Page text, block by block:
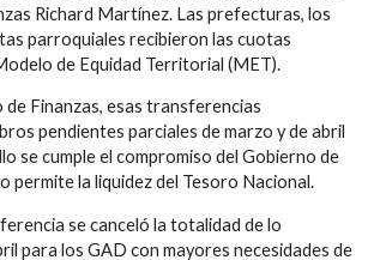
Richard Martínez. Las prefecturas, los
parroquiales recibieron las cuotas
de Equidad Territorial (MET).
Finanzas, esas transferencias
pendientes parciales de marzo y de abril
se cumple el compromiso del Gobierno de
permite la liquidez del Tesoro Nacional.
se canceló la totalidad de lo
para los GAD con mayores necesidades de